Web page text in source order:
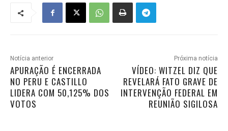
Notícia anterior
APURAÇÃO É ENCERRADA
NO PERU E CASTILLO
LIDERA COM 50,125% DOS
VOTOS
Próxima notícia
VÍDEO: WITZEL DIZ QUE
REVELARÁ FATO GRAVE DE
INTERVENÇÃO FEDERAL EM
REUNIÃO SIGILOSA